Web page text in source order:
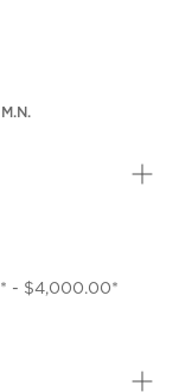
- $4,000.00*